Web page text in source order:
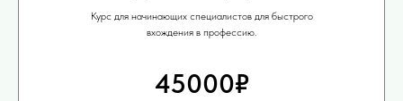
Курс для начинающих специалистов для быстрого
вхождения в профессию.
45000₽